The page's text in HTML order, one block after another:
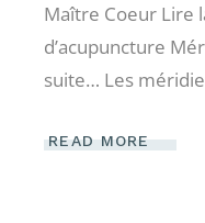
Maître Coeur Lire
d’acupuncture
suite… Les
READ MORE